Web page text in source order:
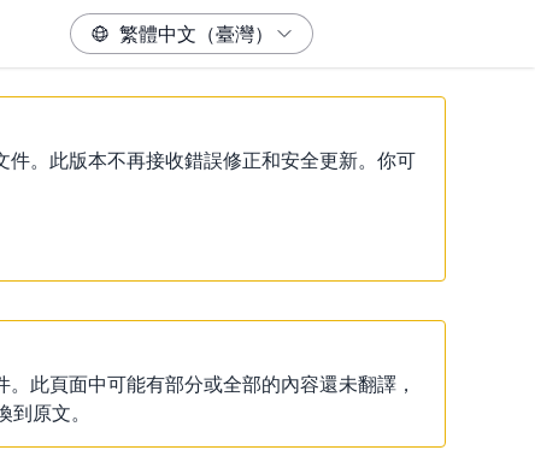
。此版本不再接收錯誤修正和安全更新。你可
此頁面中可能有部分或全部的內容還未翻譯，
原文。